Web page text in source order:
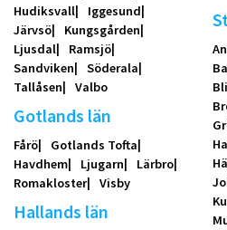
Hudiksvall
Iggesund
Järvsö
Kungsgården
Ljusdal
Ramsjö
Sandviken
Söderala
Tallåsen
Valbo
Gotlands län
Fårö
Gotlands Tofta
Havdhem
Ljugarn
Lärbro
Romakloster
Visby
Hallands län